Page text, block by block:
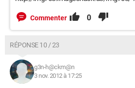
Commenter 0
RÉPONSE 10 / 23
g3n-h@ckm@n
3 nov. 2012 à 17:25